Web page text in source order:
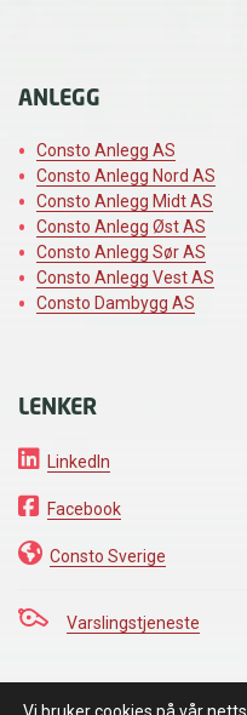
ANLEGG
Consto Anlegg AS
Consto Anlegg Nord AS
Consto Anlegg Midt AS
Consto Anlegg Øst AS
Consto Anlegg Sør AS
Consto Anlegg Vest AS
Consto Dambygg AS
LENKER
LinkedIn
Facebook
Consto Sverige
Varslingstjeneste